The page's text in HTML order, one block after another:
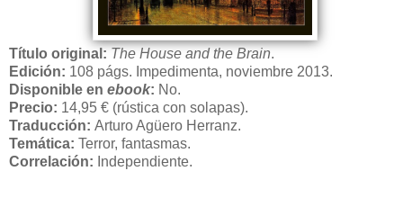
Título original: The House and the Brain.
Edición: 108 págs. Impedimenta, noviembre 2013.
Disponible en ebook: No.
Precio: 14,95 € (rústica con solapas).
Traducción: Arturo Agüero Herranz.
Temática: Terror, fantasmas.
Correlación: Independiente.